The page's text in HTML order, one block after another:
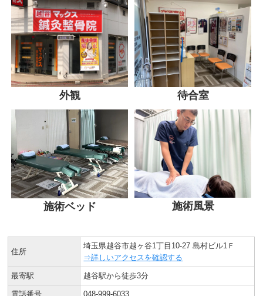
外観 待合室
施術ベッド 施術風景
住所
埼玉県越谷市越ヶ谷1丁目10-27 島村ビル1Ｆ
⇒詳しいアクセスを確認する
最寄駅 越谷駅から徒歩3分
電話番号 048-999-6033